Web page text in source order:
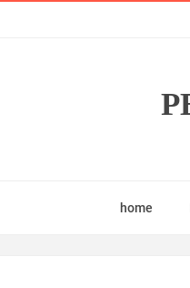
home